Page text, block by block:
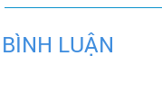
BÌNH LUẬN